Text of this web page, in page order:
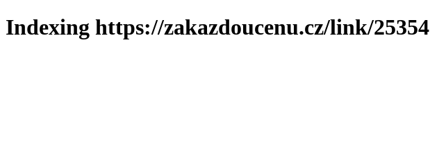
Indexing https://zakazdoucenu.cz/link/25354